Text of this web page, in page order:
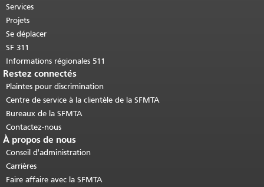
Retour au haut du contenu principal
Services
Projets
Se déplacer
SF 311
Informations régionales 511
Restez connectés
Plaintes pour discrimination
Centre de service à la clientèle de la SFMTA
Bureaux de la SFMTA
Contactez-nous
À propos de nous
Conseil d'administration
Carrières
Faire affaire avec la SFMTA